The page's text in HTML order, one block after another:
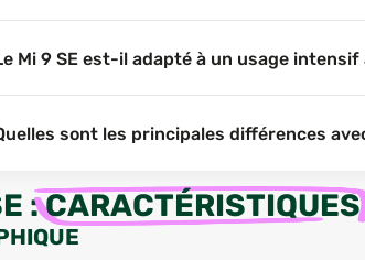
Mi 9 SE est-il adapté à un usage
sont les principales différences
:CARACTÉRISTIQUES